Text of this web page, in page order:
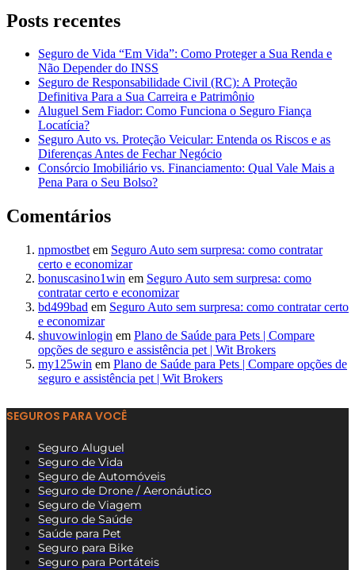
Posts recentes
Seguro de Vida “Em Vida”: Como Proteger a Sua Renda e
Não Depender do INSS
Seguro de Responsabilidade Civil (RC): A Proteção
Definitiva Para a Sua Carreira e Patrimônio
Aluguel Sem Fiador: Como Funciona o Seguro Fiança
Locatícia?
Seguro Auto vs. Proteção Veicular: Entenda os Riscos e as
Diferenças Antes de Fechar Negócio
Consórcio Imobiliário vs. Financiamento: Qual Vale Mais a
Pena Para o Seu Bolso?
Comentários
npmostbet em Seguro Auto sem surpresa: como contratar
certo e economizar
bonuscasino1win em Seguro Auto sem surpresa: como
contratar certo e economizar
bd499bad em Seguro Auto sem surpresa: como contratar certo
e economizar
shuvowinlogin em Plano de Saúde para Pets | Compare
opções de seguro e assistência pet | Wit Brokers
my125win em Plano de Saúde para Pets | Compare opções de
seguro e assistência pet | Wit Brokers
SEGUROS PARA VOCÊ
Seguro Aluguel
Seguro de Vida
Seguro de Automóveis
Seguro de Drone / Aeronáutico
Seguro de Viagem
Seguro de Saúde
Saúde para Pet
Seguro para Bike
Seguro para Portáteis